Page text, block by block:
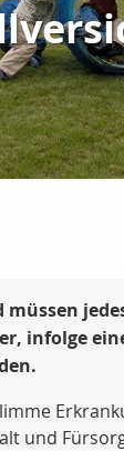
infolge
und